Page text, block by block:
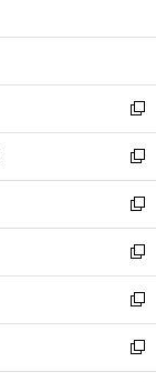
開
ン
ウ
で
開
く
ウ
ン
ド
ウ
で
開
く
新
し
い
ウ
ィ
ン
ド
ウ
で
開
く
新
し
い
ウ
ィ
ン
ド
ウ
で
開
新
し
い
ウ
ィ
ン
ド
ウ
新
し
い
ウ
ィ
ン
新
し
い
ウ
新
し